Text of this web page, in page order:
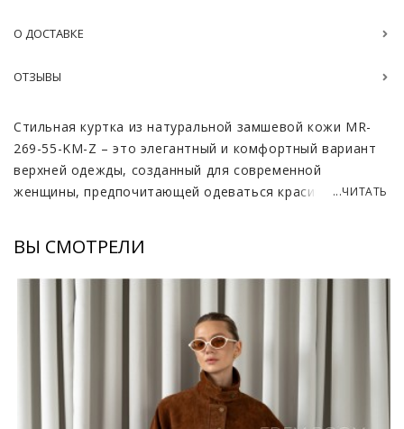
О ДОСТАВКЕ
ОТЗЫВЫ
Стильная куртка из натуральной замшевой кожи MR-
269-55-KM-Z – это элегантный и комфортный вариант
верхней одежды, созданный для современной
женщины, предпочитающей одеваться красиво и со
легко сочетать его с различными элементами
гардероба. Эта куртка подойдёт для прохладных дней,
добавив образу нотку роскоши и изыска.
Натуральная замшевая кожа, использованная для
изготовления куртки, обладает мягкой и бархатистой
текстурой, приятной на ощупь. Этот материал не
только выглядит роскошно, но и обеспечивает
отличную воздухопроницаемость, позволяя коже
...ЧИТАТЬ
ВЫ СМОТРЕЛИ